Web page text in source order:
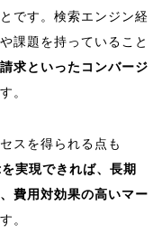
です。検索エンジン経
課題を持っていること
求といったコンバージ
。
スを得られる点も
実現できれば、長期
費用対効果の高いマー
。